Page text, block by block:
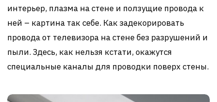
интерьер, плазма на стене и ползущие провода к
ней – картина так себе. Как задекорировать
провода от телевизора на стене без разрушений и
пыли. Здесь, как нельзя кстати, окажутся
специальные каналы для проводки поверх стены.